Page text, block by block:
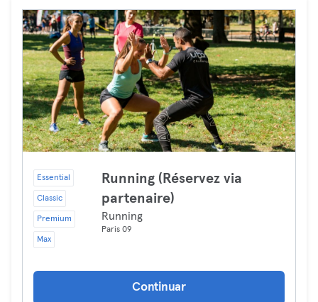
Essential
Classic
Premium
Max
Running (Réservez via
partenaire)
Running
Paris 09
Continuar